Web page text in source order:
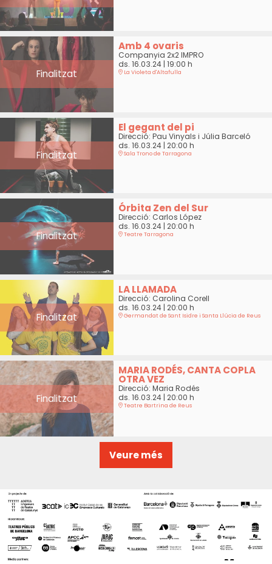
Finalitzat
Amb 4 ovaris
Companyia 2x2 IMPRO
ds. 16.03.24| 19:00 h
La Violeta d'Altafulla
Finalitzat
El gegant del pi
Direcció: Pau Vinyals i Júlia Barceló
ds. 16.03.24| 20:00 h
Sala Trono de Tarragona
Finalitzat
Órbita Zen del Sur
Direcció: Carlos López
ds. 16.03.24| 20:00 h
Teatre Tarragona
Finalitzat
LA LLAMADA
Direcció: Carolina Corell
ds. 16.03.24| 20:00 h
Germandat de Sant Isidre i Santa Llúcia de Reus
Finalitzat
MARIA RODÉS, CANTA COPLA
OTRA VEZ
Direcció: Maria Rodés
ds. 16.03.24| 20:00 h
Teatre Bartrina de Reus
Veure més